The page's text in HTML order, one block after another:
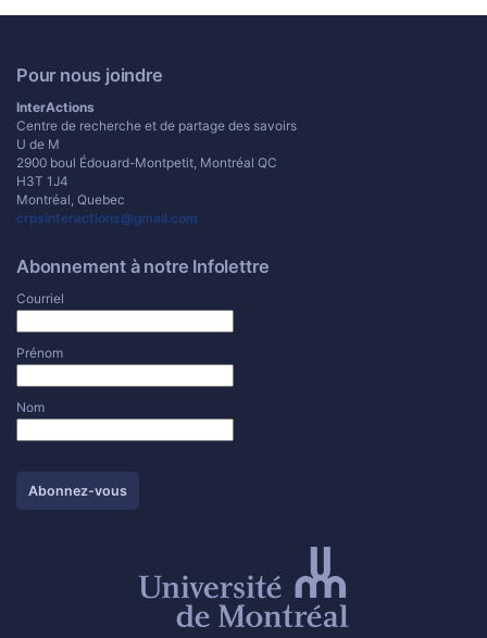
Pour nous joindre
InterActions
Centre de recherche et de partage des savoirs
U de M
2900 boul Édouard-Montpetit, Montréal QC
H3T 1J4
Montréal, Quebec
crpsinteractions@gmail.com
Abonnement à notre Infolettre
Courriel
Prénom
Nom